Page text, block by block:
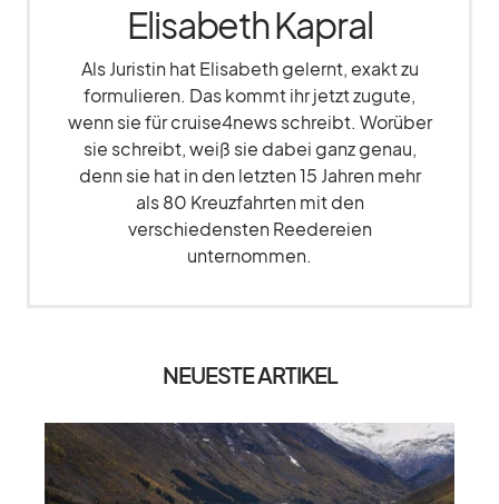
Elisabeth Kapral
Als Juristin hat Elisabeth gelernt, exakt zu
formulieren. Das kommt ihr jetzt zugute,
wenn sie für cruise4news schreibt. Worüber
sie schreibt, weiß sie dabei ganz genau,
denn sie hat in den letzten 15 Jahren mehr
als 80 Kreuzfahrten mit den
verschiedensten Reedereien
unternommen.
NEUESTE ARTIKEL